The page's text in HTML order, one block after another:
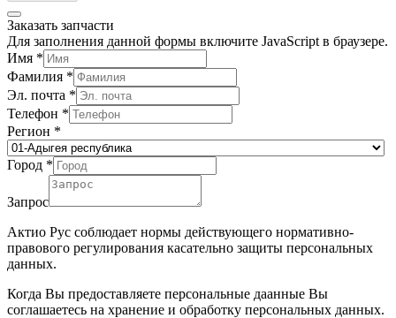
Заказать запчасти
Для заполнения данной формы включите JavaScript в браузере.
Имя *
Фамилия *
Эл. почта *
Телефон *
Регион *
Город *
Запрос
Актио Рус соблюдает нормы действующего нормативно-
правового регулирования касательно защиты персональных
данных.
Когда Вы предоставляете персональные даанные Вы
соглашаетесь на хранение и обработку персональных данных.